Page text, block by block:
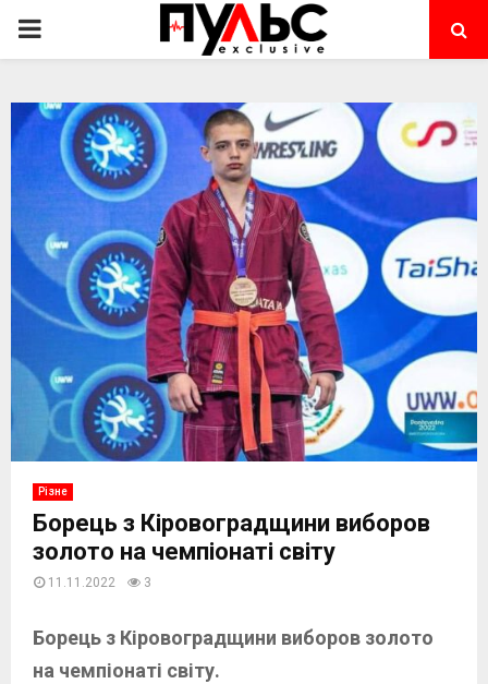
PRIMARY
Різне
Борець з Кіровоградщини виборов
золото на чемпіонаті світу
11.11.2022 3
Борець з Кіровоградщини виборов золото
на чемпіонаті світу.